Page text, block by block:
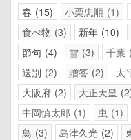
春 15 小栗忠順 1
食べ物 3 新年 10
節句 4 雪 3 千葉
送別 2 贈答 2 太
大阪府 2 大正天皇 2
中岡慎太郎 1 虫 1
鳥 3 島津久光 2